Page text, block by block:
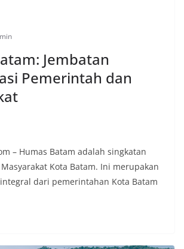
Jembatan
Pemerintah dan
– Humas Batam adalah singkatan
Kota Batam. Ini merupakan
dari pemerintahan Kota Batam